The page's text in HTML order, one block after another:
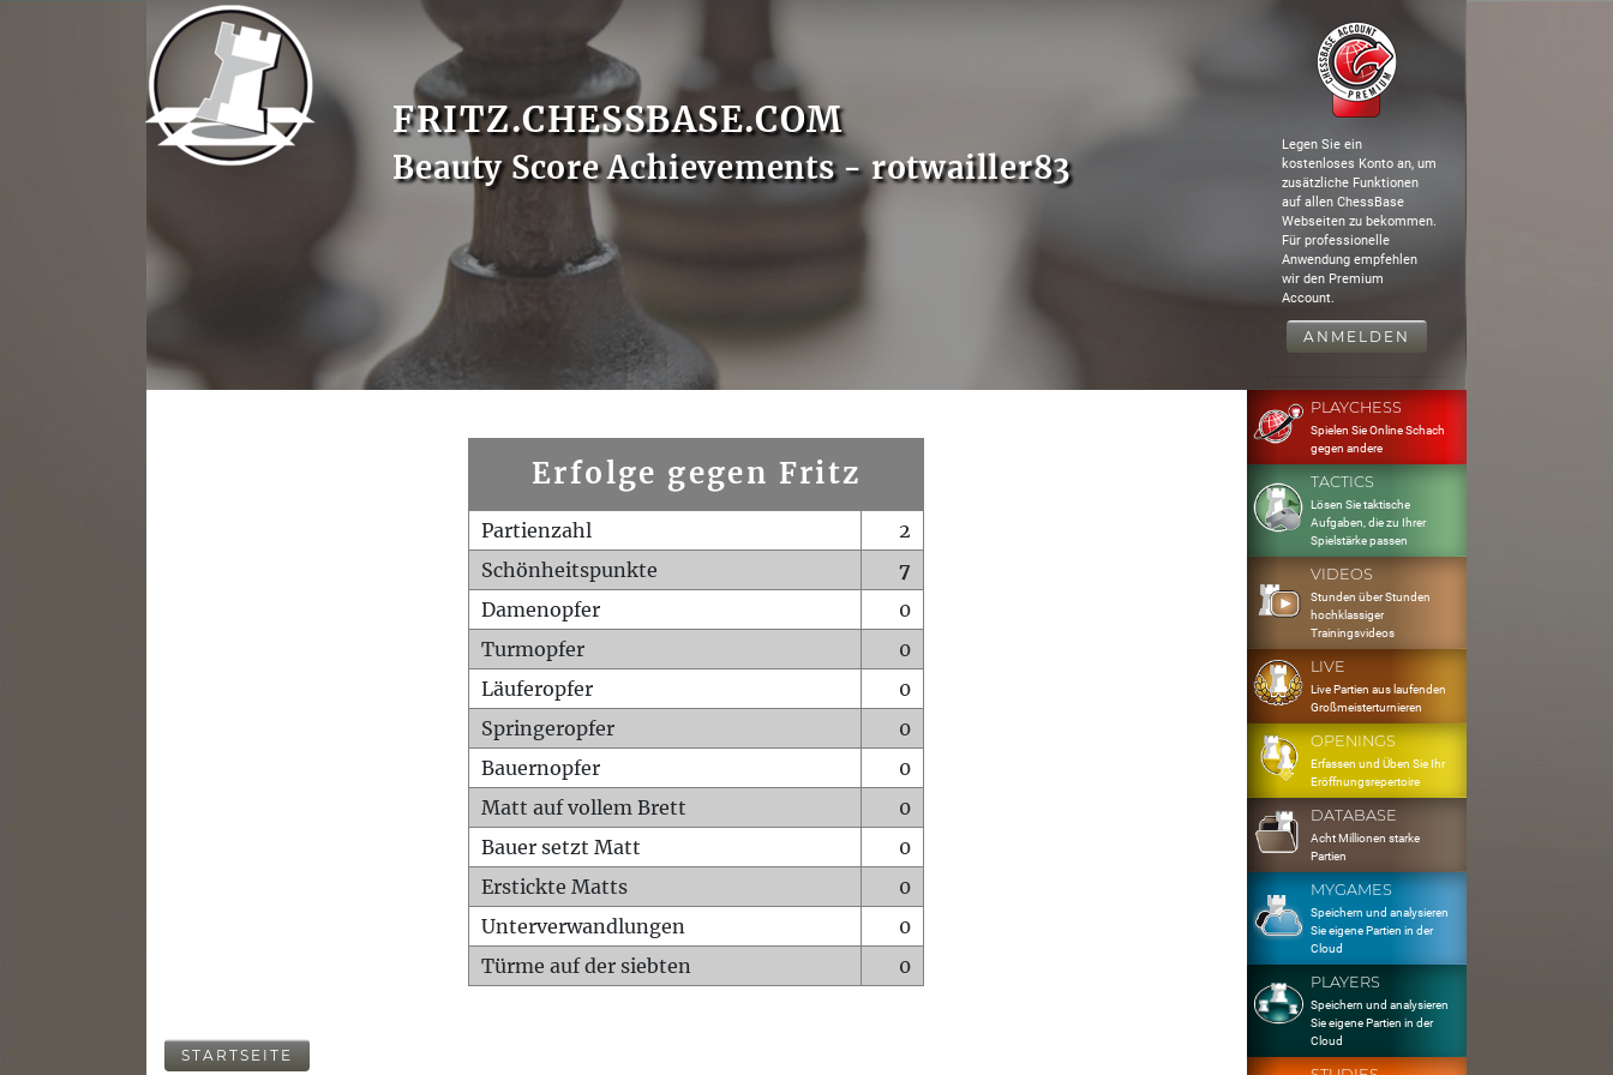
FRITZ.CHESSBASE.COM
Beauty Score Achievements - rotwailler83
Legen Sie ein
kostenloses Konto an, um
zusätzliche Funktionen
auf allen ChessBase
Webseiten zu bekommen.
Für professionelle
Anwendung empfehlen
wir den Premium
Account.
ANMELDEN
Erfolge gegen Fritz
Partienzahl
2
Schönheitspunkte
7
Damenopfer
0
Turmopfer
0
Läuferopfer
0
Springeropfer
0
Bauernopfer
0
Matt auf vollem Brett
0
Bauer setzt Matt
0
Erstickte Matts
0
Unterverwandlungen
0
Türme auf der siebten
0
STARTSEITE
PLAYCHESS
Spielen Sie Online Schach
gegen andere
TACTICS
Lösen Sie taktische
Aufgaben, die zu Ihrer
Spielstärke passen
VIDEOS
Stunden über Stunden
hochklassiger
Trainingsvideos
LIVE
Live Partien aus laufenden
Großmeisterturnieren
OPENINGS
Erfassen und Üben Sie Ihr
Eröffnungsrepertoire
DATABASE
Acht Millionen starke
Partien
MYGAMES
Speichern und analysieren
Sie eigene Partien in der
Cloud
PLAYERS
Speichern und analysieren
Sie eigene Partien in der
Cloud